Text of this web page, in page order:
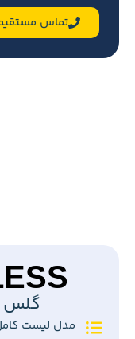
تماس
گلس
مدل لیست